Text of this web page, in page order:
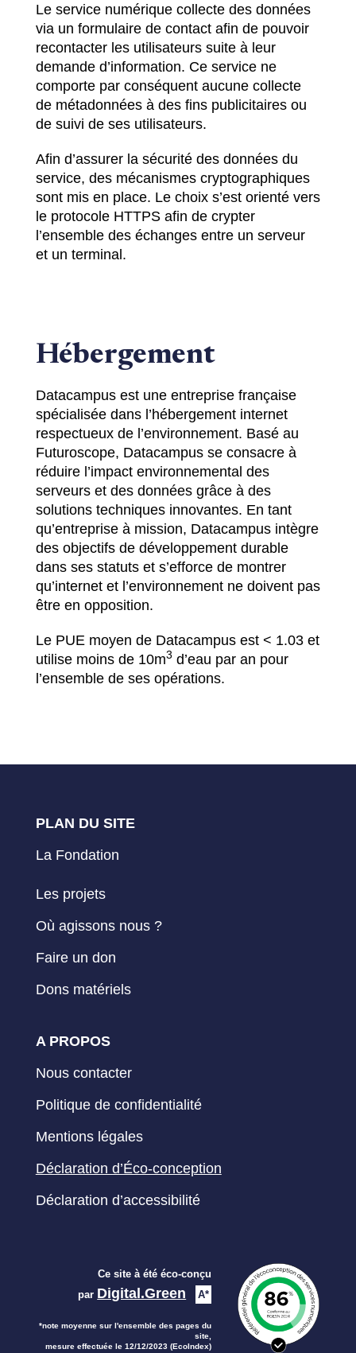
Le service numérique collecte des données
via un formulaire de contact afin de pouvoir
recontacter les utilisateurs suite à leur
demande d’information. Ce service ne
comporte par conséquent aucune collecte
de métadonnées à des fins publicitaires ou
de suivi de ses utilisateurs.
Afin d’assurer la sécurité des données du
service, des mécanismes cryptographiques
sont mis en place. Le choix s’est orienté vers
le protocole HTTPS afin de crypter
l’ensemble des échanges entre un serveur
et un terminal.
Hébergement
Datacampus est une entreprise française
spécialisée dans l’hébergement internet
respectueux de l’environnement. Basé au
Futuroscope, Datacampus se consacre à
réduire l’impact environnemental des
serveurs et des données grâce à des
solutions techniques innovantes. En tant
qu’entreprise à mission, Datacampus intègre
des objectifs de développement durable
dans ses statuts et s’efforce de montrer
qu’internet et l’environnement ne doivent pas
être en opposition.
Le PUE moyen de Datacampus est < 1.03 et
utilise moins de 10m3 d’eau par an pour
l’ensemble de ses opérations.
PLAN DU SITE
La Fondation
Les projets
Où agissons nous ?
Faire un don
Dons matériels
A PROPOS
Nous contacter
Politique de confidentialité
Mentions légales
Déclaration d’Éco-conception
Déclaration d’accessibilité
Ce site à été éco-conçu
par Digital.Green A*
*note moyenne sur l'ensemble des pages du
site,
mesure effectuée le 12/12/2023 (EcoIndex)